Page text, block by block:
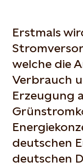
Erstmals
welche die
Verbrauch
Erzeugung
deutschen
deutschen